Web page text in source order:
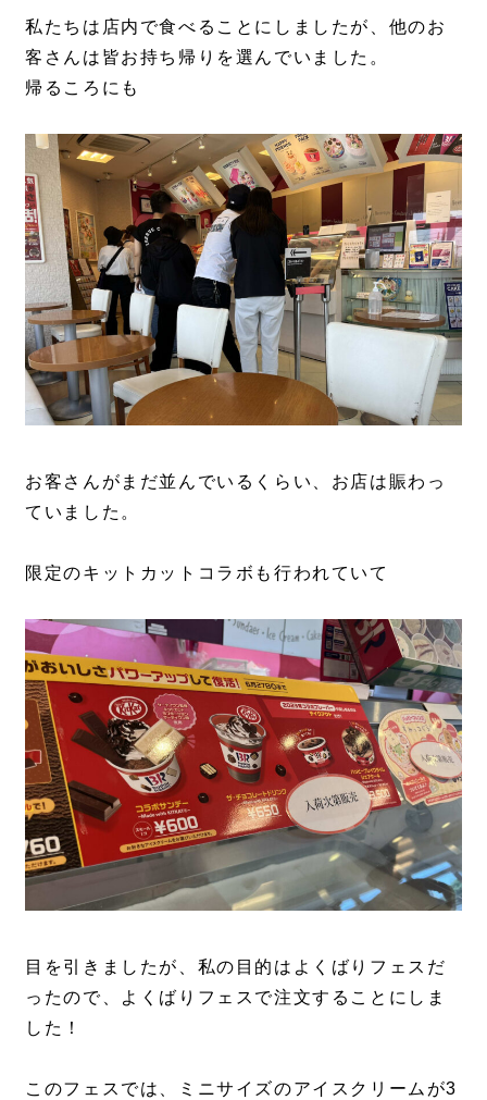
私たちは店内で食べることにしましたが、他のお
客さんは皆お持ち帰りを選んでいました。
帰るころにも
お客さんがまだ並んでいるくらい、お店は賑わっ
ていました。
限定のキットカットコラボも行われていて
目を引きましたが、私の目的はよくばりフェスだ
ったので、よくばりフェスで注文することにしま
した！
このフェスでは、ミニサイズのアイスクリームが3